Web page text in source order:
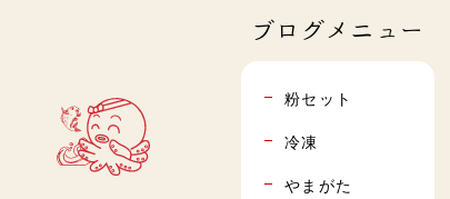
ブログメニュー
粉セット
冷凍
やまがた